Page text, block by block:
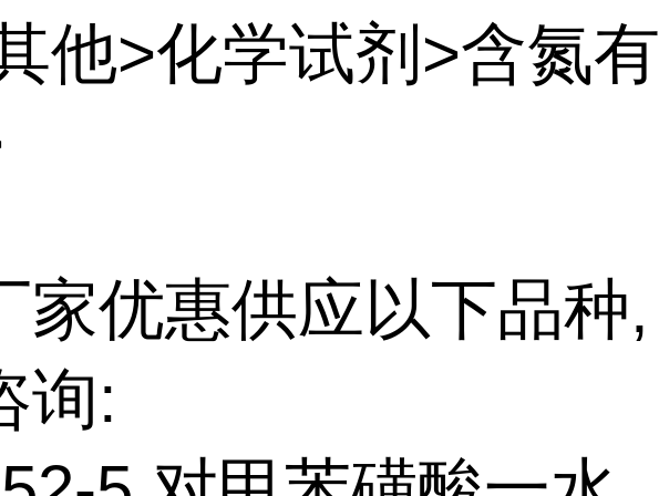
他>化学试剂>含氮有
家优惠供应以下品种,
询: